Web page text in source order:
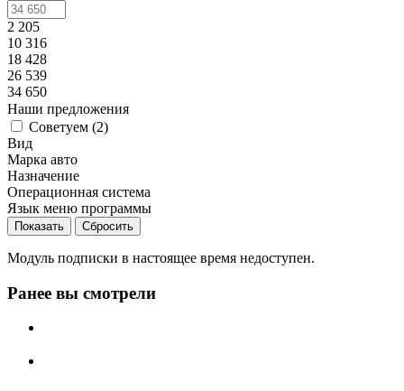
2 205
10 316
18 428
26 539
34 650
Наши предложения
Советуем (2)
Вид
Марка авто
Назначение
Операционная система
Язык меню программы
Сбросить
Модуль подписки в настоящее время недоступен.
Ранее вы смотрели